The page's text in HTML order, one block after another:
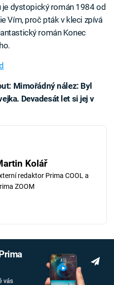
dystopický román 1984 od
Vím, proč pták v kleci zpívá
román Konec
Mimořádný nález: Byl
Devadesát let si jej v
Kolář
redaktor Prima COOL a
ZOOM
vás